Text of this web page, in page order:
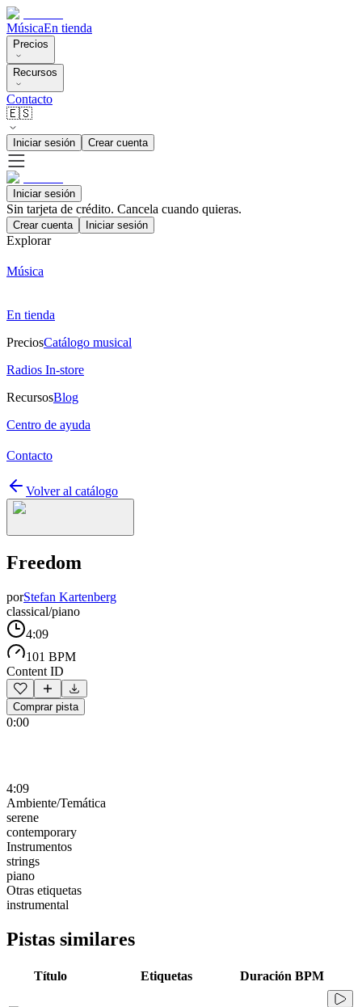
MúsicaEn tienda
Precios
Recursos
Contacto
🇪🇸
Iniciar sesión Crear cuenta
Iniciar sesión
Sin tarjeta de crédito. Cancela cuando quieras.
Crear cuenta Iniciar sesión
Explorar
Música
En tienda
PreciosCatálogo musical
Radios In-store
RecursosBlog
Centro de ayuda
Contacto
Volver al catálogo
Freedom
porStefan Kartenberg
classical/piano
4:09
101 BPM
Content ID
Comprar pista
0:00
4:09
Ambiente/Temática
serene
contemporary
Instrumentos
strings
piano
Otras etiquetas
instrumental
Pistas similares
Título Etiquetas Duración BPM